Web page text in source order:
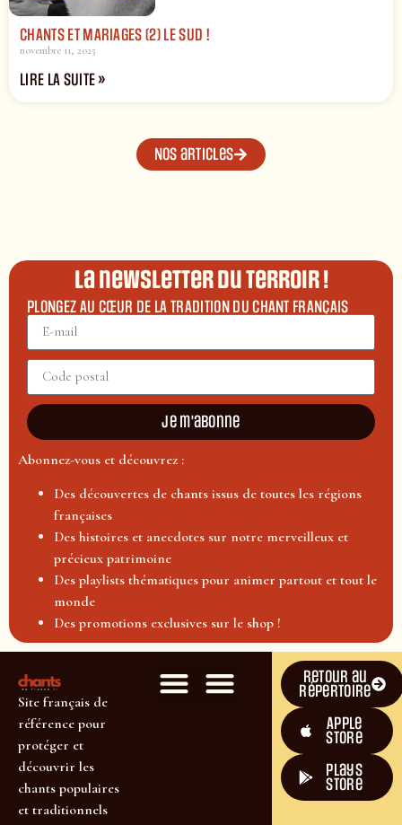
CHANTS ET MARIAGES (2) LE SUD !
novembre 11, 2025
LIRE LA SUITE »
Nos articles
La newsletter du terroir !
PLONGEZ AU CŒUR DE LA TRADITION DU CHANT FRANÇAIS
Je m'abonne
Abonnez-vous et découvrez :
Des découvertes de chants issus de toutes les régions
françaises
Des histoires et anecdotes sur notre merveilleux et
précieux patrimoine
Des playlists thématiques pour animer partout et tout le
monde
Des promotions exclusives sur le shop !
Site français de
référence pour
protéger et
découvrir les
chants populaires
et traditionnels
Retour au
répertoire
Apple
Store
plays
store